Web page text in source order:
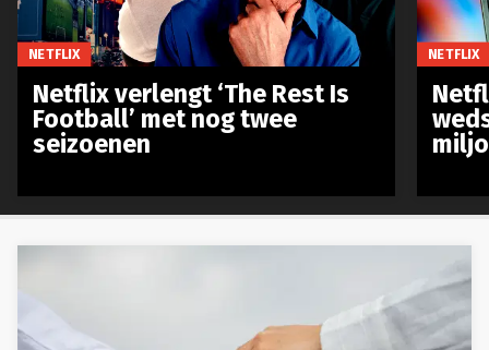
NETFLIX
Netflix verlengt ‘The Rest Is
Football’ met nog twee
seizoenen
NETFLIX